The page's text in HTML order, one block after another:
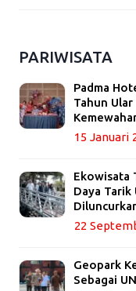
PARIWISATA
Padma
Tahun
15 Januari
Ekowisata
Daya Tarik
22
Geopark
Sebagai